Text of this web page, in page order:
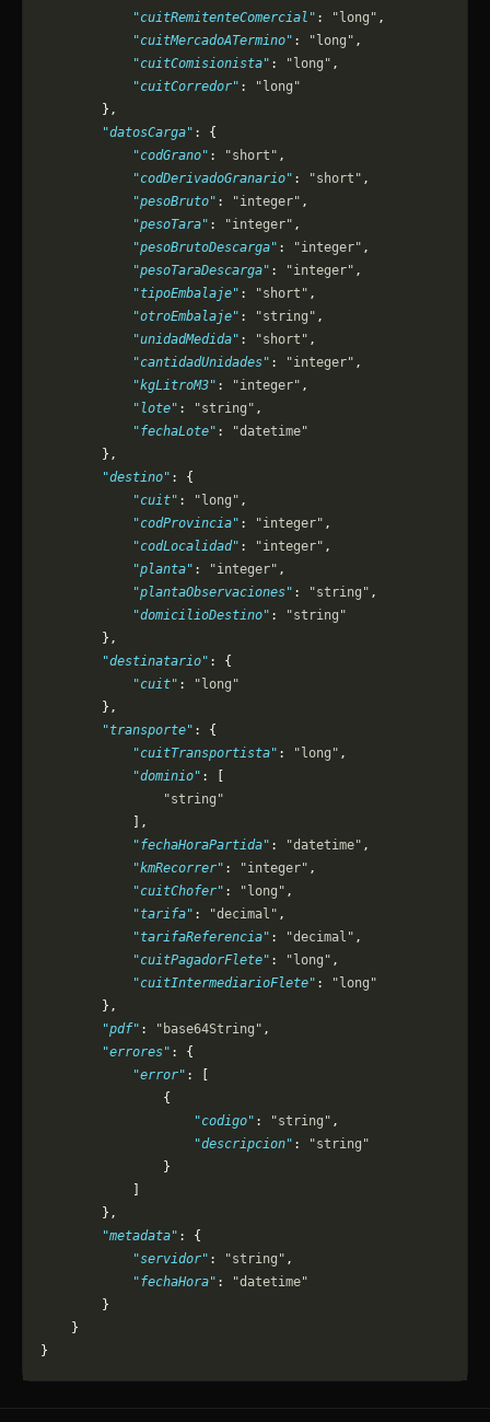
            "cuitRemitenteComercial"
: "long" ,
            "cuitMercadoATermino"
: "long" ,
            "cuitComisionista"
: "long" ,
            "cuitCorredor"
:
"long"
        },
        "datosCarga"
: {
            "codGrano"
: "short" ,
            "codDerivadoGranario"
: "short" ,
            "pesoBruto"
: "integer" ,
            "pesoTara"
: "integer" ,
            "pesoBrutoDescarga"
: "integer" ,
            "pesoTaraDescarga"
: "integer" ,
            "tipoEmbalaje"
: "short" ,
            "otroEmbalaje"
: "string" ,
            "unidadMedida"
: "short" ,
            "cantidadUnidades"
: "integer" ,
            "kgLitroM3"
: "integer" ,
            "lote"
: "string" ,
            "fechaLote"
:
"datetime"
        },
        "destino"
: {
            "cuit"
: "long" ,
            "codProvincia"
: "integer" ,
            "codLocalidad"
: "integer" ,
            "planta"
: "integer" ,
            "plantaObservaciones"
: "string" ,
            "domicilioDestino"
:
"string"
        },
        "destinatario"
: {
            "cuit"
:
"long"
        },
        "transporte"
: {
            "cuitTransportista"
: "long" ,
            "dominio"
: [
                "string"
            ],
            "fechaHoraPartida"
: "datetime" ,
            "kmRecorrer"
: "integer" ,
            "cuitChofer"
: "long" ,
            "tarifa"
: "decimal" ,
            "tarifaReferencia"
: "decimal" ,
            "cuitPagadorFlete"
: "long" ,
            "cuitIntermediarioFlete"
:
"long"
        },
        "pdf"
: "base64String" ,
        "errores"
: {
            "error"
: [
                {
                    "codigo"
: "string" ,
                    "descripcion"
:
"string"
                }
        },
        "metadata"
: {
            "servidor"
: "string" ,
            "fechaHora"
:
"datetime"
        }
    }
}